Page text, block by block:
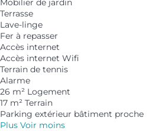
Terrasse
Lave-linge
Fer à repasser
Accès internet
Accès internet Wifi
Terrain de tennis
Alarme
26 m² Logement
17 m² Terrain
Parking extérieur bâtiment proche
Plus Voir moins